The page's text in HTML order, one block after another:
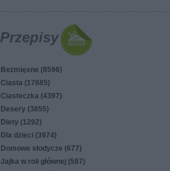
Przepisy
Bezmięsne (8596)
Ciasta (17685)
Ciasteczka (4397)
Desery (3855)
Diety (1292)
Dla dzieci (3974)
Domowe słodycze (677)
Jajka w roli głównej (587)